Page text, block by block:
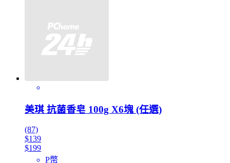
美琪 抗菌香皂 100g X6塊 (任選)
(87)
$139
$199
P幣